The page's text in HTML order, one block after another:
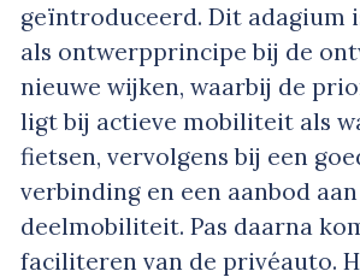
geïntroduceerd. Dit adagium
als ontwerpprincipe bij de
nieuwe wijken, waarbij de
ligt bij actieve mobiliteit als
fietsen, vervolgens bij een
verbinding en een aanbod aan
deelmobiliteit. Pas daarna
faciliteren van de privéauto.